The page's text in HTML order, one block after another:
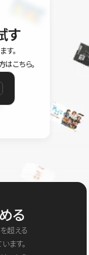
す
。
こちら。
る
超える
ます。